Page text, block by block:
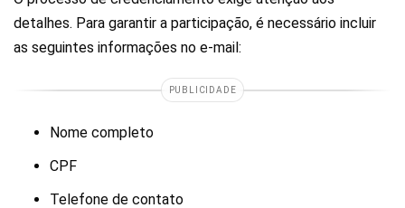
detalhes. Para garantir a participação, é necessário incluir
as seguintes informações no e-mail:
PUBLICIDADE
Nome completo
CPF
Telefone de contato